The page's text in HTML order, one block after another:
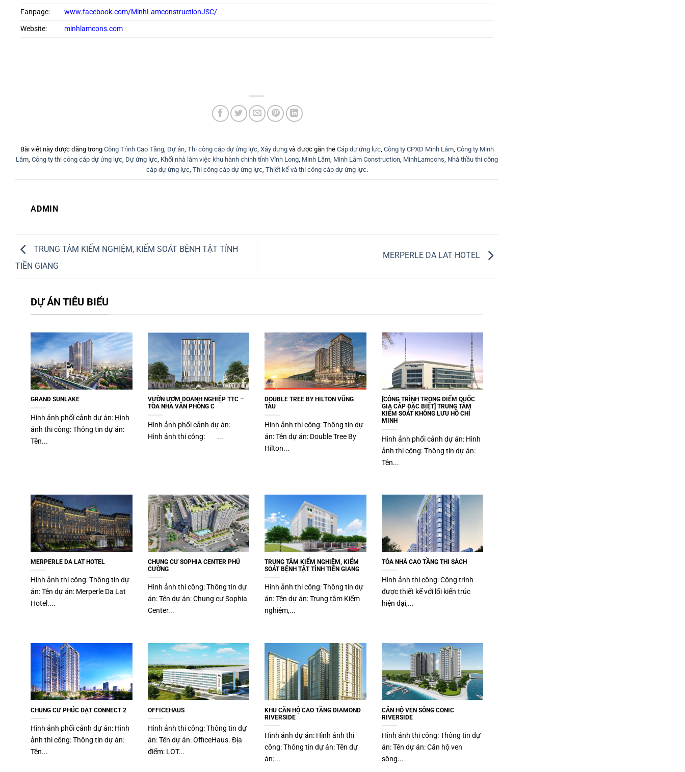
Fanpage:
www.facebook.com/MinhLamconstructionJSC/
Website:
minhlamcons.com
Bài viết này được đăng trong Công Trình Cao Tầng, Dự án, Thi công cáp dự ứng lực, Xây dựngvà được gắn thẻ Cáp dự ứng lực, Công ty CPXD Minh Lâm, Công ty Minh
Lâm, Công ty thi công cáp dự ứng lực, Dự ứng lực, Khối nhà làm việc khu hành chính tỉnh Vĩnh Long, Minh Lâm, Minh Lâm Construction, MinhLamcons, Nhà thầu thi công
cáp dự ứng lực, Thi công cáp dự ứng lực, Thiết kế và thi công cáp dự ứng lực.
ADMIN
TRUNG TÂM KIỂM NGHIỆM, KIỂM SOÁT BỆNH TẬT TỈNH
TIỀN GIANG
MERPERLE DA LAT HOTEL
DỰ ÁN TIÊU BIỂU
GRAND SUNLAKE
Hình ảnh phối cảnh dự án: Hình
ảnh thi công: Thông tin dự án:
Tên...
VƯỜN ƯƠM DOANH NGHIỆP TTC –
TÒA NHÀ VĂN PHÒNG C
Hình ảnh phối cảnh dự án:
Hình ảnh thi công: ...
DOUBLE TREE BY HILTON VŨNG
TÀU
Hình ảnh thi công: Thông tin dự
án: Tên dự án: Double Tree By
Hilton...
[CÔNG TRÌNH TRỌNG ĐIỂM QUỐC
GIA CẤP ĐẶC BIỆT] TRUNG TÂM
KIỂM SOÁT KHÔNG LƯU HỒ CHÍ
MINH
Hình ảnh phối cảnh dự án: Hình
ảnh thi công: Thông tin dự án:
Tên...
MERPERLE DA LAT HOTEL
Hình ảnh thi công: Thông tin dự
án: Tên dự án: Merperle Da Lat
Hotel....
CHUNG CƯ SOPHIA CENTER PHÚ
CƯỜNG
Hình ảnh thi công: Thông tin dự
án: Tên dự án: Chung cư Sophia
Center...
TRUNG TÂM KIỂM NGHIỆM, KIỂM
SOÁT BỆNH TẬT TỈNH TIỀN GIANG
Hình ảnh thi công: Thông tin dự
án: Tên dự án: Trung tâm Kiểm
nghiệm,...
TÒA NHÀ CAO TẦNG THI SÁCH
Hình ảnh thi công: Công trình
được thiết kế với lối kiến trúc
hiện đại,...
CHUNG CƯ PHÚC ĐẠT CONNECT 2
Hình ảnh phối cảnh dự án: Hình
ảnh thi công: Thông tin dự án:
Tên...
OFFICEHAUS
Hình ảnh thi công: Thông tin dự
án: Tên dự án: OfficeHaus. Địa
điểm: LOT...
KHU CĂN HỘ CAO TẦNG DIAMOND
RIVERSIDE
Hình ảnh dự án: Hình ảnh thi
công: Thông tin dự án: Tên dự
án:...
CĂN HỘ VEN SÔNG CONIC
RIVERSIDE
Hình ảnh thi công: Thông tin dự
án: Tên dự án: Căn hộ ven
sông...